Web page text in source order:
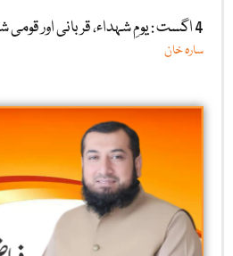
4 اگست : یومِ شہداء، قربانی اور قومی شعور کا دن
سارہ خان